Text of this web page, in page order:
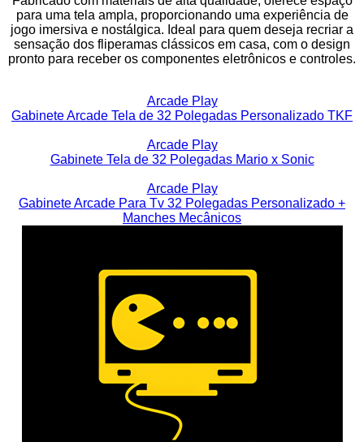
para uma tela ampla, proporcionando uma experiência de
jogo imersiva e nostálgica. Ideal para quem deseja recriar a
sensação dos fliperamas clássicos em casa, com o design
pronto para receber os componentes eletrônicos e controles.
Arcade Play
Gabinete Arcade Tela de 32 Polegadas Personalizado TKF
Arcade Play
Gabinete Tela de 32 Polegadas Mario x Sonic
Arcade Play
Gabinete Arcade Para Tv 32 Polegadas Personalizado +
Manches Mecânicos